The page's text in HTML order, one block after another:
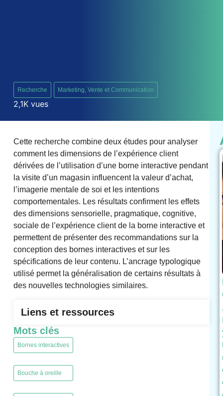
Recherche Marketing, Vente et Communication
2,1K vues
Cette recherche combine deux études pour analyser
comment les dimensions de l’expérience client
dérivées de l’utilisation d’une borne interactive pendant
la visite d’un magasin influencent la valeur d’achat,
l’imagerie mentale de soi et les intentions
comportementales. Les résultats confirment les effets
des dimensions sensorielle, pragmatique, cognitive,
sociale de l’expérience client de la borne interactive et
permettent de présenter des recommandations sur la
conception des bornes interactives et sur les
spécifications de leur contenu. L’ancrage typologique
utilisé permet la généralisation de certains résultats à
des nouvelles technologies similaires.
Liens et ressources
Mots clés
Bornes interactives
Bouche à oreille